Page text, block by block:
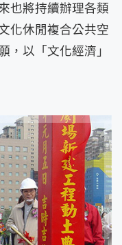
也將持續辦理各類
化休閒複合公共空
，以「文化經濟」